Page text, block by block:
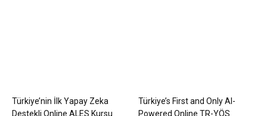
Türkiye’nin İlk Yapay Zeka
Destekli Online ALES Kursu
Türkiye’s First and Only AI-
Powered Online TR-YÖS